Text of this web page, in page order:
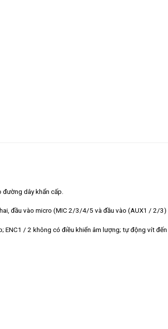
dây khẩn cấp.
đầu vào micro (MIC 2/3/4/5 và đầu vào (AUX1 / 2/
/ 2 không có điều khiển âm lượng; tự động vít